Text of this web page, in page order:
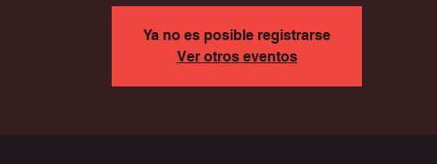
Ya no es posible registrarse
Ver otros eventos